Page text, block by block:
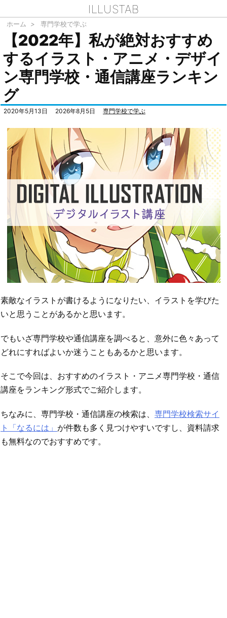
ILLUSTAB
ホーム > 専門学校で学ぶ
【2022年】私が絶対おすすめ
するイラスト・アニメ・デザイ
ン専門学校・通信講座ランキン
グ
2020年5月13日 2026年8月5日 専門学校で学ぶ
素敵なイラストが書けるようになりたい、イラストを学びた
いと思うことがあるかと思います。
でもいざ専門学校や通信講座を調べると、意外に色々あって
どれにすればよいか迷うこともあるかと思います。
そこで今回は、おすすめのイラスト・アニメ専門学校・通信
講座をランキング形式でご紹介します。
ちなみに、専門学校・通信講座の検索は、 専門学校検索サイ
ト「なるには」 が件数も多く見つけやすいですし、資料請求
も無料なのでおすすめです。